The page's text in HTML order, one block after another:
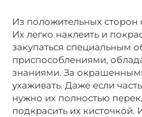
Из положительных сторон
Их легко наклеить и
закупаться специальным
приспособлениями,
знаниями. За
ухаживать. Даже если
нужно их полностью
подкрасить их